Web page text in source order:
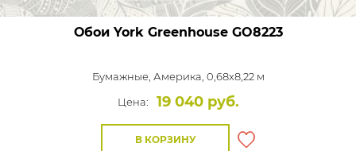
Обои York GreenhouseGO8223
Бумажные, Америка, 0,68x8,22 м
Цена:
19 040 руб.
В КОРЗИНУ